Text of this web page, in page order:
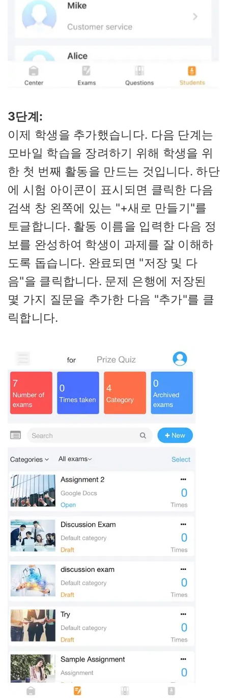
3단계:
이제 학생을 추가했습니다. 다음 단계는
모바일 학습을 장려하기 위해 학생을 위
한 첫 번째 활동을 만드는 것입니다. 하단
에 시험 아이콘이 표시되면 클릭한 다음
검색 창 왼쪽에 있는 "+새로 만들기"를
토글합니다. 활동 이름을 입력한 다음 정
보를 완성하여 학생이 과제를 잘 이해하
도록 돕습니다. 완료되면 "저장 및 다
음"을 클릭합니다. 문제 은행에 저장된
몇 가지 질문을 추가한 다음 "추가"를 클
릭합니다.